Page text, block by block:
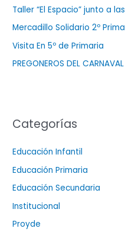
Taller “El Espacio” junto a
Mercadillo Solidario 2º
Visita En 5º de Primaria
PREGONEROS DEL CARNAVAL
Categorías
Educación Infantil
Educación Primaria
Educación Secundaria
Institucional
Proyde